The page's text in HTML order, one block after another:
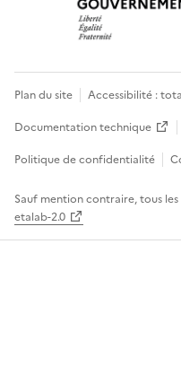
Plan du site Accessibilité :
Documentation technique
Politique de confidentialité
Sauf mention contraire, tous
etalab-2.0